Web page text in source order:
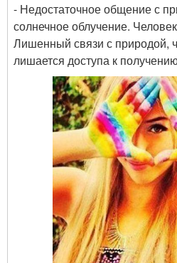
- Недостаточное общение с
солнечное облучение.
Лишенный связи с природой,
лишается доступа к